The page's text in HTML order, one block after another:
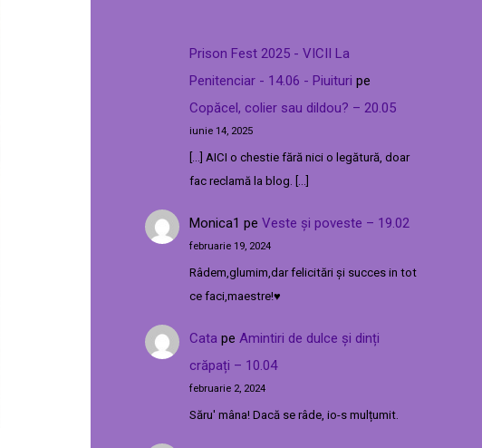
Prison Fest 2025 - VICII La
Penitenciar - 14.06 - Piuituri pe
Copăcel, colier sau dildou? – 20.05
iunie 14, 2025
[…] AICI o chestie fără nici o legătură, doar
fac reclamă la blog. […]
Monica1 pe Veste și poveste – 19.02
februarie 19, 2024
Râdem,glumim,dar felicitări și succes in tot
ce faci,maestre!♥️
Cata pe Amintiri de dulce și dinți
crăpați – 10.04
februarie 2, 2024
Săru' mâna! Dacă se râde, io-s mulțumit.